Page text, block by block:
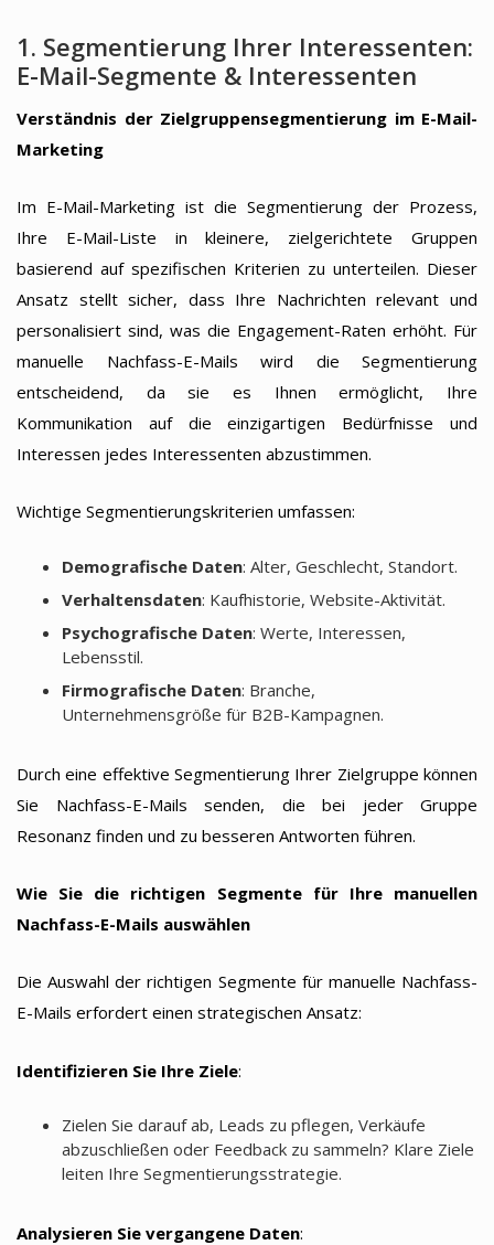
1. Segmentierung Ihrer Interessenten:
E-Mail-Segmente & Interessenten
Verständnis der Zielgruppensegmentierung im E-Mail-
Marketing
Im E-Mail-Marketing ist die Segmentierung der Prozess,
Ihre E-Mail-Liste in kleinere, zielgerichtete Gruppen
basierend auf spezifischen Kriterien zu unterteilen. Dieser
Ansatz stellt sicher, dass Ihre Nachrichten relevant und
personalisiert sind, was die Engagement-Raten erhöht. Für
manuelle Nachfass-E-Mails wird die Segmentierung
entscheidend, da sie es Ihnen ermöglicht, Ihre
Kommunikation auf die einzigartigen Bedürfnisse und
Interessen jedes Interessenten abzustimmen.
Wichtige Segmentierungskriterien umfassen:
Demografische Daten: Alter, Geschlecht, Standort.
Verhaltensdaten: Kaufhistorie, Website-Aktivität.
Psychografische Daten: Werte, Interessen,
Lebensstil.
Firmografische Daten: Branche,
Unternehmensgröße für B2B-Kampagnen.
Durch eine effektive Segmentierung Ihrer Zielgruppe können
Sie Nachfass-E-Mails senden, die bei jeder Gruppe
Resonanz finden und zu besseren Antworten führen.
Wie Sie die richtigen Segmente für Ihre manuellen
Nachfass-E-Mails auswählen
Die Auswahl der richtigen Segmente für manuelle Nachfass-
E-Mails erfordert einen strategischen Ansatz:
Identifizieren Sie Ihre Ziele:
Zielen Sie darauf ab, Leads zu pflegen, Verkäufe
abzuschließen oder Feedback zu sammeln? Klare Ziele
leiten Ihre Segmentierungsstrategie.
Analysieren Sie vergangene Daten: